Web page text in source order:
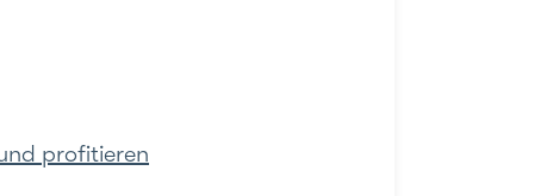
profitieren